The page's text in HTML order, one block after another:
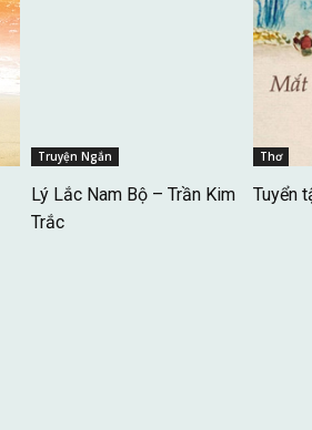
Truyện Ngắn
Lý Lắc Nam Bộ – Trần Kim
Trắc
Thơ
Tuyển